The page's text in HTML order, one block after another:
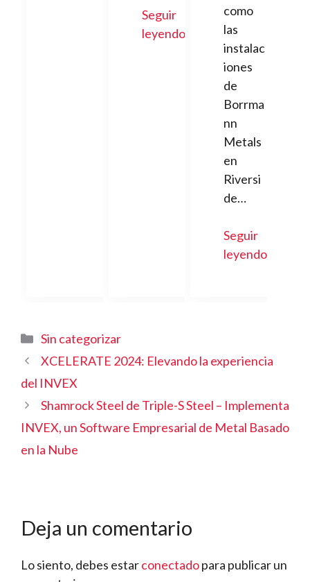
Seguir
leyendo
como
las
instalac
iones
de
Borrma
nn
Metals
en
Riversi
de…
Seguir
leyendo
Categorías
Sin categorizar
XCELERATE 2024: Elevando la experiencia
del INVEX
Shamrock Steel de Triple-S Steel – Implementa
INVEX, un Software Empresarial de Metal Basado
en la Nube
Deja un comentario
Lo siento, debes estarconectadopara publicar un